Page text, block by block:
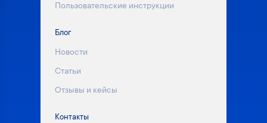
Пользовательские инструкции
Блог
Новости
Статьи
Отзывы и кейсы
Контакты